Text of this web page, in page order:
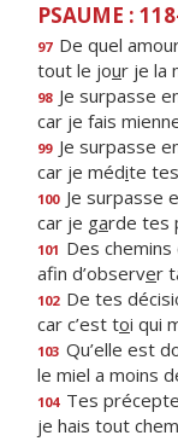
PSAUME :
97 De quel
tout le jour je la
98 Je surpasse
car je fais
99 Je surpasse
car je médite
100 Je surpasse
car je garde tes
101 Des
afin d’observer
102 De tes
car c’est toi qui
103 Qu’elle est
le miel a moins
104 Tes
je hais tout chem